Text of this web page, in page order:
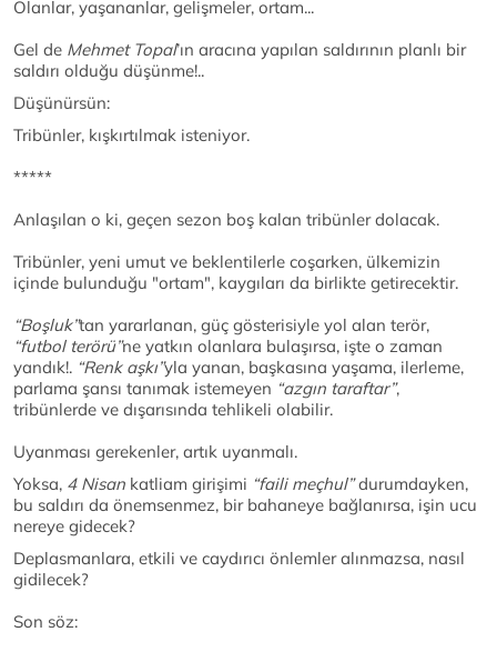
Olanlar, yaşananlar, gelişmeler, ortam...
Gel de Mehmet Topal’ın aracına yapılan saldırının planlı bir
saldırı olduğu düşünme!..
Düşünürsün:
Tribünler, kışkırtılmak isteniyor.
*****
Anlaşılan o ki, geçen sezon boş kalan tribünler dolacak.
Tribünler, yeni umut ve beklentilerle coşarken, ülkemizin
içinde bulunduğu "ortam", kaygıları da birlikte getirecektir.
“Boşluk”tan yararlanan, güç gösterisiyle yol alan terör,
“futbol terörü”ne yatkın olanlara bulaşırsa, işte o zaman
yandık!. “Renk aşkı”yla yanan, başkasına yaşama, ilerleme,
parlama şansı tanımak istemeyen “azgın taraftar”,
tribünlerde ve dışarısında tehlikeli olabilir.
Uyanması gerekenler, artık uyanmalı.
Yoksa, 4 Nisan katliam girişimi “faili meçhul”durumdayken,
bu saldırı da önemsenmez, bir bahaneye bağlanırsa, işin ucu
nereye gidecek?
Deplasmanlara, etkili ve caydırıcı önlemler alınmazsa, nasıl
gidilecek?
Son söz: